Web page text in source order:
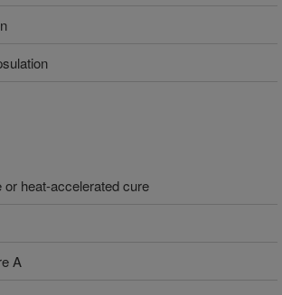
heat-accelerated cure
A